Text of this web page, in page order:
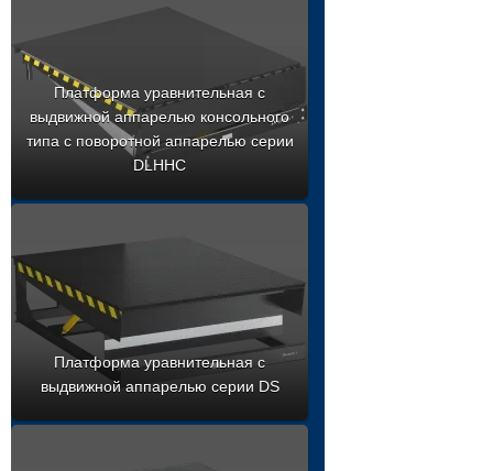
Платформа уравнительная с
выдвижной аппарелью консольного
типа с поворотной аппарелью серии
DLHHC
Платформа уравнительная с
выдвижной аппарелью серии DS